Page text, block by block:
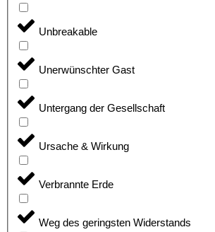
Unbreakable
Unerwünschter Gast
Untergang der Gesellschaft
Ursache & Wirkung
Verbrannte Erde
Weg des geringsten Widerstands